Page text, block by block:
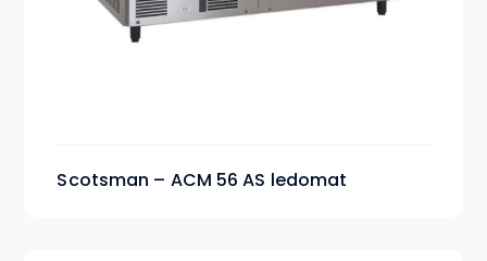
Scotsman – ACM 56 AS ledomat